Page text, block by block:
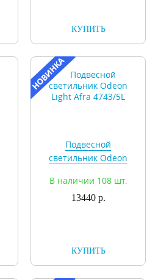
КУПИТЬ
Подвесной
светильник Odeon
В наличии 108 шт.
13440 р.
КУПИТЬ